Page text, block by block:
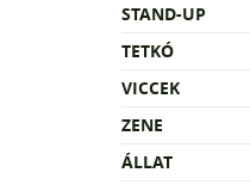
STAND-UP
TETKÓ
VICCEK
ZENE
ÁLLAT